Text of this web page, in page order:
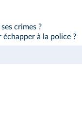
crimes ?
à la police ?